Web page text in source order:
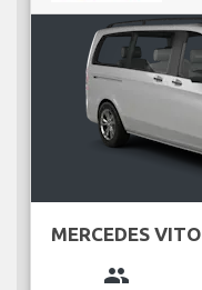
MERCEDES VITO
group